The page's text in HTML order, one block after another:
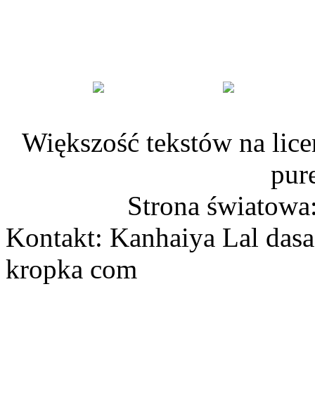
Większość tekstów na
Strona
Kontakt: Kanhaiya Lal
kropka com